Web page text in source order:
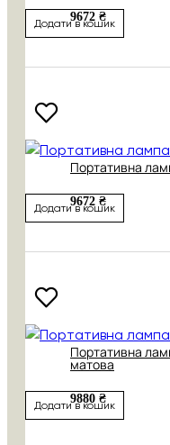
9672 ₴
Додати в кошик
Портативна
9672 ₴
Додати в кошик
Портативна
матова
9880 ₴
Додати в кошик